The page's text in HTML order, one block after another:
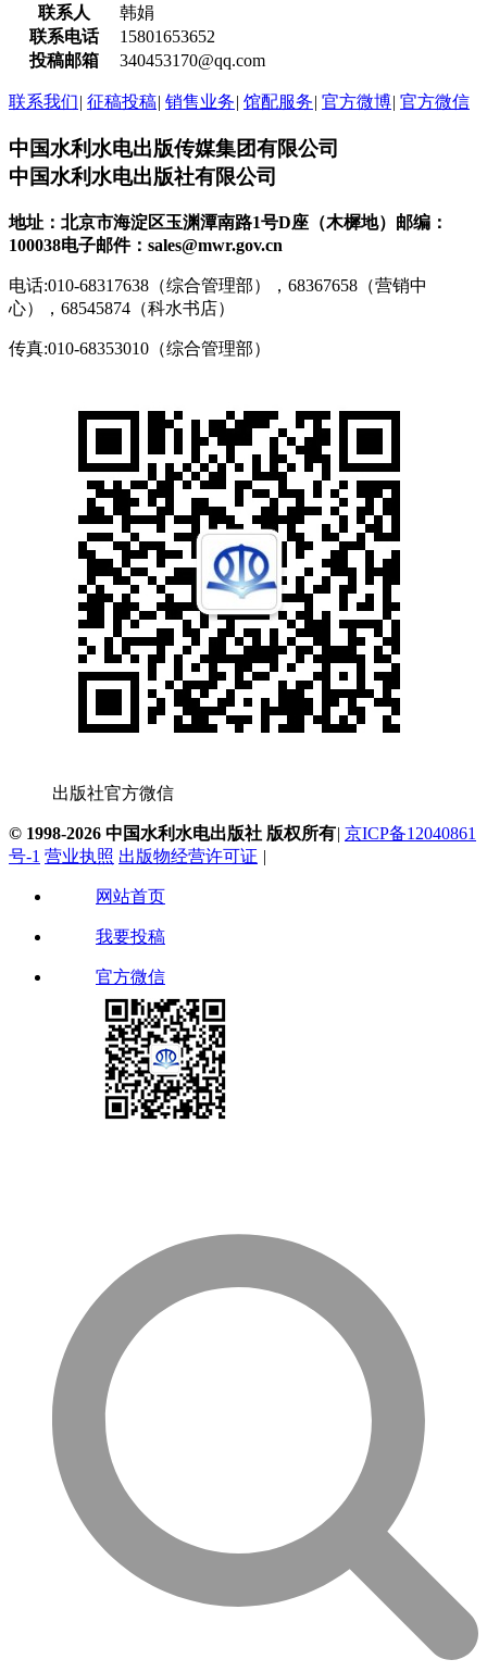
联系人
韩娟
联系电话
15801653652
投稿邮箱
340453170@qq.com
联系我们| 征稿投稿| 销售业务| 馆配服务| 官方微博| 官方微信
中国水利水电出版传媒集团有限公司
中国水利水电出版社有限公司
地址：北京市海淀区玉渊潭南路1号D座（木樨地） 邮编：
100038电子邮件：sales@mwr.gov.cn
电话:010-68317638（综合管理部），68367658（营销中
心），68545874（科水书店）
传真:010-68353010（综合管理部）
出版社官方微信
© 1998-2026 中国水利水电出版社 版权所有| 京ICP备12040861
号-1 营业执照 出版物经营许可证 |
网站首页
我要投稿
官方微信